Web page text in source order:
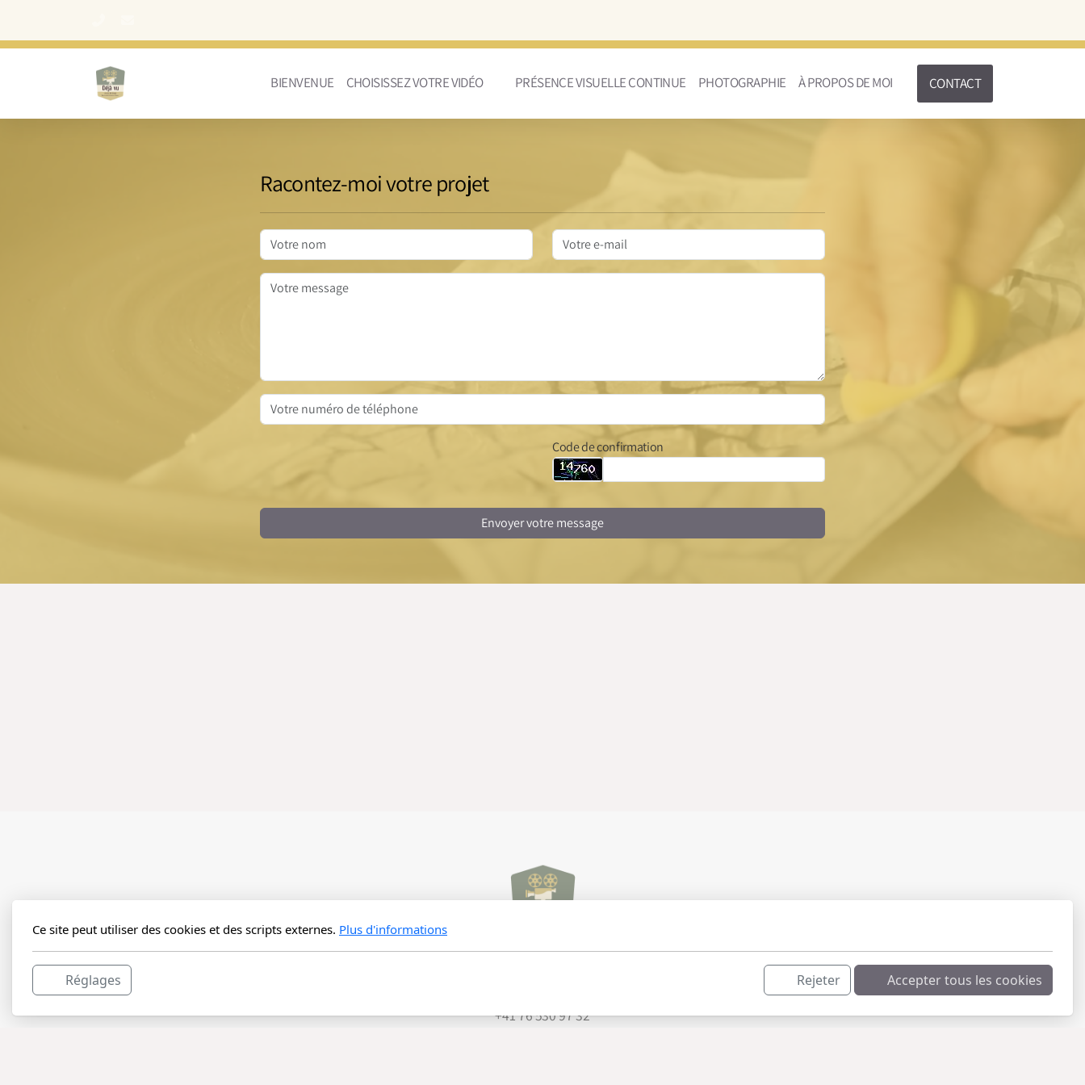
BIENVENUE CHOISISSEZ VOTRE VIDÉO PRÉSENCE VISUELLE CONTINUE PHOTOGRAPHIE À PROPOS DE MOI CONTACT
Racontez-moi votre projet
Code de confirmation
Envoyer votre message
+41 76 530 97 32
Ce site peut utiliser des cookies et des scripts externes. Plus d'informations
Réglages Rejeter Accepter tous les cookies